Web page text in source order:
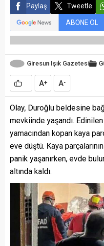
Paylaş Tweetle
ABONE OL
Giresun Işık Gazetesi
A+ A-
Olay, Duroğlu beldesine
mevkiinde yaşandı.
yamacından kopan kaya
eve düştü. Kaya
panik yaşanırken, evde
altında kaldı.